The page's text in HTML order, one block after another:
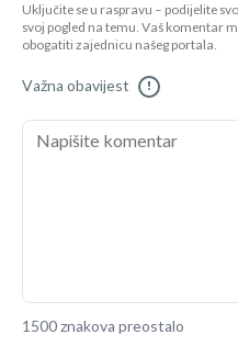
Uključite se u raspravu – podijelite
svoj pogled na temu. Vaš komentar
obogatiti zajednicu našeg portala.
Važna obavijest !
1500 znakova preostalo